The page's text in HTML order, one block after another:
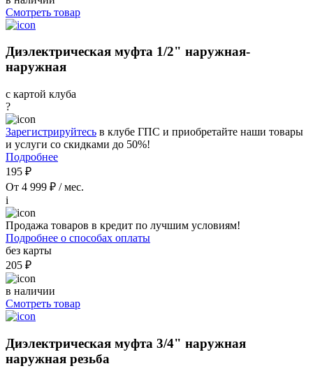
Смотреть товар
Диэлектрическая муфта 1/2" наружная-
наружная
с картой клуба
?
Зарегистрируйтесь в клубе ГПС и приобретайте наши товары
и услуги со скидками до 50%!
Подробнее
195 ₽
От 4 999 ₽ / мес.
i
Продажа товаров в кредит по лучшим условиям!
Подробнее о способах оплаты
без карты
205 ₽
в наличии
Смотреть товар
Диэлектрическая муфта 3/4" наружная
наружная резьба